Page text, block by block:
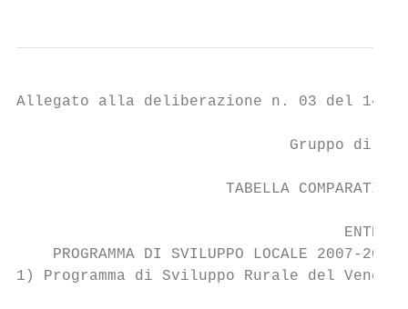
Allegato alla deliberazione n. 03 del 14/
Gruppo di
TABELLA
PROGRAMMA DI SVILUPPO LOCALE 2007-2013
1) Programma di Sviluppo Rurale